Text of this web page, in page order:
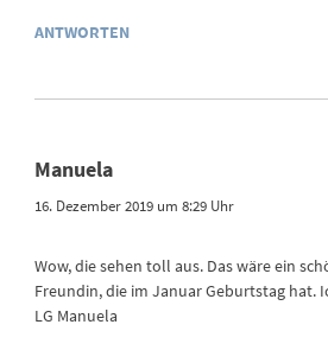
ANTWORTEN
Manuela
16. Dezember 2019 um 8:29 Uhr
Wow, die sehen toll aus. Das wäre ein
Freundin, die im Januar Geburtstag hat.
LG Manuela